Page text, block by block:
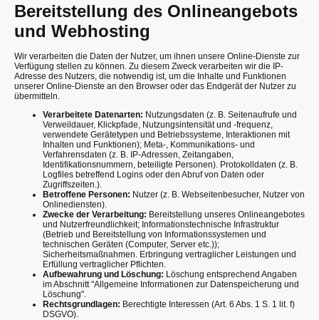
Bereitstellung des Onlineangebots
und Webhosting
Wir verarbeiten die Daten der Nutzer, um ihnen unsere Online-Dienste zur
Verfügung stellen zu können. Zu diesem Zweck verarbeiten wir die IP-
Adresse des Nutzers, die notwendig ist, um die Inhalte und Funktionen
unserer Online-Dienste an den Browser oder das Endgerät der Nutzer zu
übermitteln.
Verarbeitete Datenarten: Nutzungsdaten (z. B. Seitenaufrufe und
Verweildauer, Klickpfade, Nutzungsintensität und -frequenz,
verwendete Gerätetypen und Betriebssysteme, Interaktionen mit
Inhalten und Funktionen); Meta-, Kommunikations- und
Verfahrensdaten (z. B. IP-Adressen, Zeitangaben,
Identifikationsnummern, beteiligte Personen). Protokolldaten (z. B.
Logfiles betreffend Logins oder den Abruf von Daten oder
Zugriffszeiten.).
Betroffene Personen: Nutzer (z. B. Webseitenbesucher, Nutzer von
Onlinediensten).
Zwecke der Verarbeitung: Bereitstellung unseres Onlineangebotes
und Nutzerfreundlichkeit; Informationstechnische Infrastruktur
(Betrieb und Bereitstellung von Informationssystemen und
technischen Geräten (Computer, Server etc.));
Sicherheitsmaßnahmen. Erbringung vertraglicher Leistungen und
Erfüllung vertraglicher Pflichten.
Aufbewahrung und Löschung: Löschung entsprechend Angaben
im Abschnitt "Allgemeine Informationen zur Datenspeicherung und
Löschung".
Rechtsgrundlagen: Berechtigte Interessen (Art. 6 Abs. 1 S. 1 lit. f)
DSGVO).